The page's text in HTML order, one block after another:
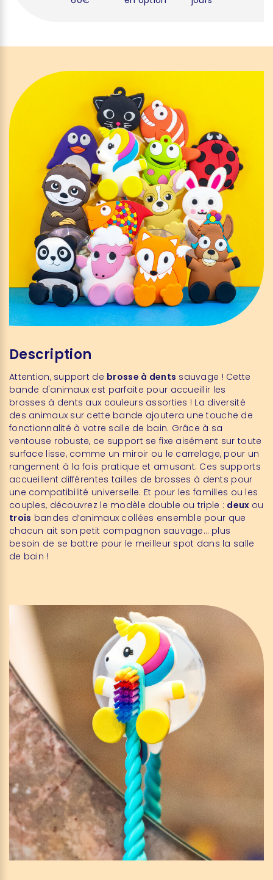
Description
Attention, support de brosse à dents sauvage ! Cette
bande d'animaux est parfaite pour accueillir les
brosses à dents aux couleurs assorties ! La diversité
des animaux sur cette bande ajoutera une touche de
fonctionnalité à votre salle de bain. Grâce à sa
ventouse robuste, ce support se fixe aisément sur toute
surface lisse, comme un miroir ou le carrelage, pour un
rangement à la fois pratique et amusant. Ces supports
accueillent différentes tailles de brosses à dents pour
une compatibilité universelle. Et pour les familles ou les
couples, découvrez le modèle double ou triple : deux ou
trois bandes d’animaux collées ensemble pour que
chacun ait son petit compagnon sauvage… plus
besoin de se battre pour le meilleur spot dans la salle
de bain !